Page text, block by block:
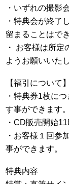
・いずれの撮影
・特典会が終了
留まることはで
・ お客様は所
ようお願いいた
【福引について】
・特典券1枚に
す事ができます。
・CD販売開始
・お客様１回参
事ができます。
特典内容